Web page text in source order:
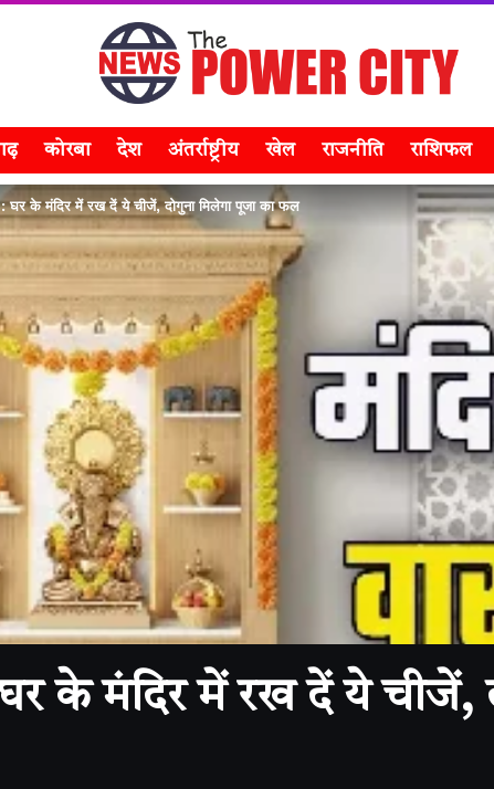
कोरबा देश अंतर्राष्ट्रीय खेल राजनीति राशिफल
के मंदिर में रख दें ये चीजें, दोगुना मिलेगा पूजा का फल
के मंदिर में रख दें ये चीजें,